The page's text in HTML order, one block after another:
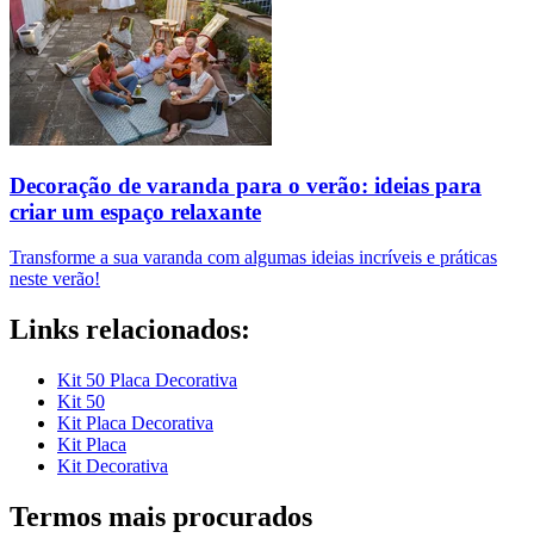
Decoração de varanda para o verão: ideias para
criar um espaço relaxante
Transforme a sua varanda com algumas ideias incríveis e práticas
neste verão!
Links relacionados:
Kit 50 Placa Decorativa
Kit 50
Kit Placa Decorativa
Kit Placa
Kit Decorativa
Termos mais procurados